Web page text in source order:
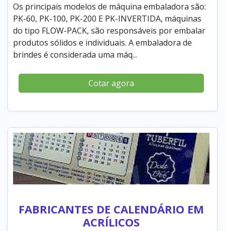
Os principais modelos de máquina embaladora são:
PK-60, PK-100, PK-200 E PK-INVERTIDA, máquinas
do tipo FLOW-PACK, são responsáveis por embalar
produtos sólidos e individuais. A embaladora de
brindes é considerada uma máq...
Cotar agora
FABRICANTES DE CALENDÁRIO EM
ACRÍLICOS